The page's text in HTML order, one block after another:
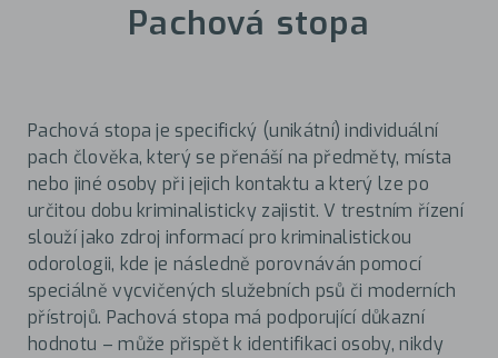
Pachová stopa
Pachová stopa je specifický (unikátní) individuální
pach člověka, který se přenáší na předměty, místa
nebo jiné osoby při jejich kontaktu a který lze po
určitou dobu kriminalisticky zajistit. V trestním řízení
slouží jako zdroj informací pro kriminalistickou
odorologii, kde je následně porovnáván pomocí
speciálně vycvičených služebních psů či moderních
přístrojů. Pachová stopa má podporující důkazní
hodnotu – může přispět k identifikaci osoby, nikdy